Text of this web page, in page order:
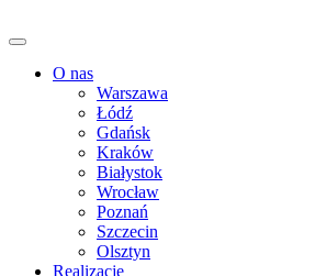
O nas
Warszawa
Łódź
Gdańsk
Kraków
Białystok
Wrocław
Poznań
Szczecin
Olsztyn
Realizacje